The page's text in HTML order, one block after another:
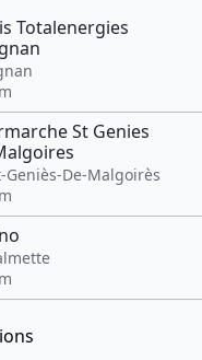
Totalenergies
St Genies
Geniès-De-Malgoirès